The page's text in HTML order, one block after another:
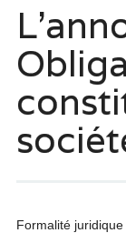
Formalité